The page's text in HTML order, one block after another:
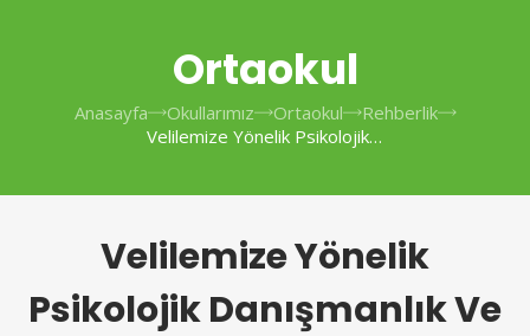
Ortaokul
Anasayfa Okullarımız Ortaokul
Rehberlik
Velilemize Yönelik Psikolojik
Velilemize Yönelik
Psikolojik Danışmanlık Ve